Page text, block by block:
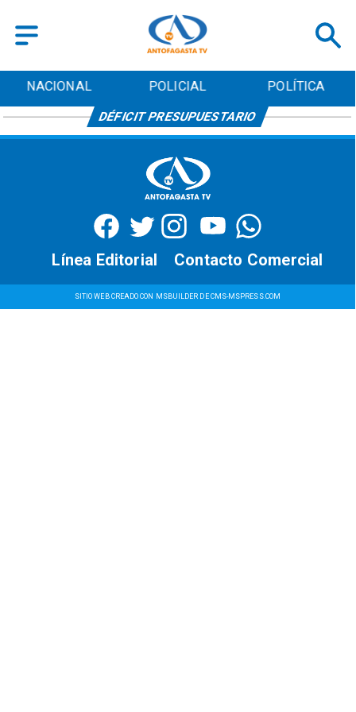
NACIONAL POLICIAL POLÍTICA
DÉFICIT PRESUPUESTARIO
SITIO WEB CREADO CON MSBUILDER DE CMS-MSPRESS.COM
Contacto Comercial
Línea Editorial